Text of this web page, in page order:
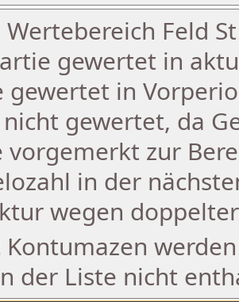
Wertebereich Feld
gewertet in
gewertet in
gewertet, da
vorgemerkt zur
in der
wegen
Kontumazen
der Liste nicht